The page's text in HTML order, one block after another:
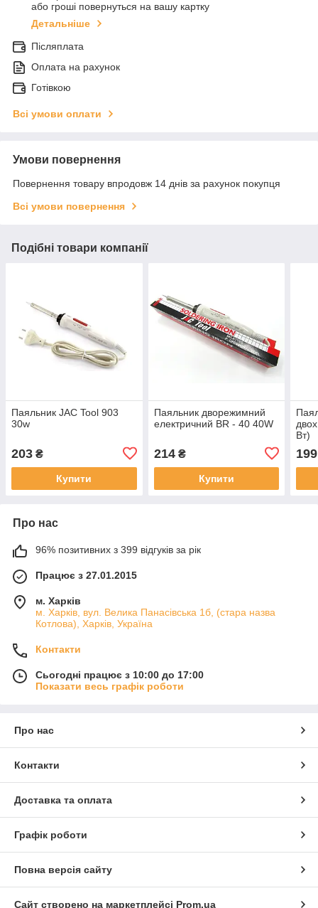
або гроші повернуться на вашу картку
Детальніше
Післяплата
Оплата на рахунок
Готівкою
Всі умови оплати
Умови повернення
Повернення товару впродовж 14 днів за рахунок покупця
Всі умови повернення
Подібні товари компанії
Паяльник JAC Tool 903
30w
203 ₴
Купити
Паяльник дворежимний
електричний BR - 40 40W
214₴
Купити
Вт)
199
Про нас
96% позитивних з 399 відгуків за рік
Працює з 27.01.2015
м. Харків
м. Харків, вул. Велика Панасівська 1б, (стара назва
Котлова), Харків, Україна
Контакти
Сьогодні працює з 10:00 до 17:00
Показати весь графік роботи
Про нас
Контакти
Доставка та оплата
Графік роботи
Повна версія сайту
Сайт створено на маркетплейсі Prom.ua